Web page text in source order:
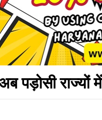
पड़ोसी राज्यों